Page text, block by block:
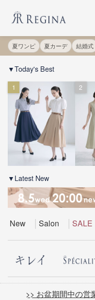
夏ワンピ 夏カーデ 結婚式
▼Today's Best
1 2
▼Latest New
New Salon SALE
>> お盆期間中の営